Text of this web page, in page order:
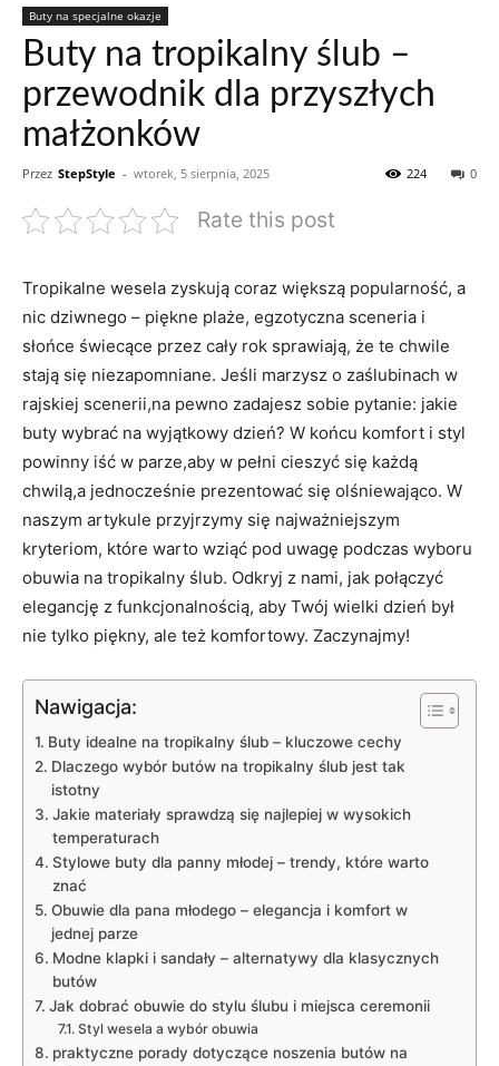
Buty na specjalne okazje
Buty na tropikalny ślub –
przewodnik dla przyszłych
małżonków
Przez StepStyle - wtorek, 5 sierpnia, 2025 0
224
Rate this post
Tropikalne wesela zyskują coraz większą popularność, a
nic dziwnego – piękne plaże, egzotyczna sceneria i
słońce świecące przez cały rok sprawiają, że te chwile
stają się niezapomniane. Jeśli marzysz o zaślubinach w
rajskiej scenerii,na pewno zadajesz sobie pytanie: jakie
buty wybrać na wyjątkowy dzień? W końcu komfort i styl
powinny iść w parze,aby w pełni cieszyć się każdą
chwilą,a jednocześnie prezentować się olśniewająco. W
naszym artykule przyjrzymy się najważniejszym
kryteriom, które warto wziąć pod uwagę podczas wyboru
obuwia na tropikalny ślub. Odkryj z nami, jak połączyć
elegancję z funkcjonalnością, aby Twój wielki dzień był
nie tylko piękny, ale też komfortowy. Zaczynajmy!
Nawigacja:
Buty idealne na tropikalny ślub – kluczowe cechy
Dlaczego wybór butów na tropikalny ślub jest tak
istotny
Jakie materiały sprawdzą się najlepiej w wysokich
temperaturach
Stylowe buty dla panny młodej – trendy, które warto
znać
Obuwie dla pana młodego – elegancja i komfort w
jednej parze
Modne klapki i sandały – alternatywy dla klasycznych
butów
Jak dobrać obuwie do stylu ślubu i miejsca ceremonii
Styl wesela a wybór obuwia
praktyczne porady dotyczące noszenia butów na